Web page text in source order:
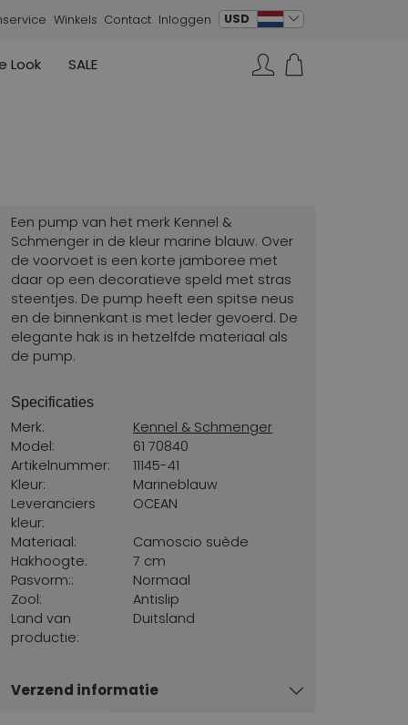
Winkels Contact Inloggen USD verander taal
High
Look
SALE
Marc Cain
Een pump van het merk Kennel &
Schmenger in de kleur marine blauw. Over
de voorvoet is een korte jamboree met
daar op een decoratieve speld met stras
steentjes. De pump heeft een spitse neus
en de binnenkant is met leder gevoerd. De
elegante hak is in hetzelfde materiaal als
de pump.
Specificaties
Merk:
Kennel & Schmenger
Model:
61 70840
Artikelnummer:
11145-41
Kleur:
Marineblauw
Leveranciers
kleur:
OCEAN
Materiaal:
Camoscio suède
Hakhoogte:
7 cm
Pasvorm::
Normaal
Zool:
Antislip
Land van
productie:
Duitsland
Verzend informatie